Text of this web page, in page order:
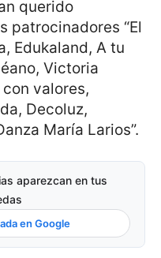
querido
patrocinadores “El
Edukaland, A tu
Victoria
valores,
Decoluz,
María Larios”.
aparezcan en tus
en Google